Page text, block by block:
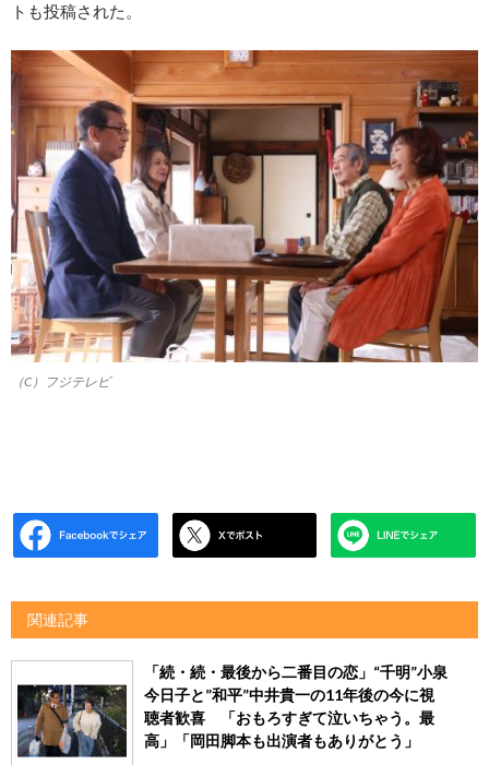
トも投稿された。
（C）フジテレビ
関連記事
「続・続・最後から二番目の恋」“千明”小泉
今日子と”和平”中井貴一の11年後の今に視
聴者歓喜 「おもろすぎて泣いちゃう。最
高」「岡田脚本も出演者もありがとう」